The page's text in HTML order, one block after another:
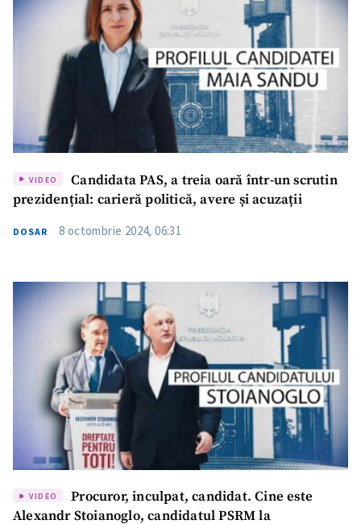
Trimite o informație
Despre ZdG
in English
на русском
VIDEO
Candidata PAS, a treia oară într-un scrutin
prezidențial: carieră politică, avere și acuzații
DOSAR 8 octombrie 2024, 06:31
VIDEO
Procuror, inculpat, candidat. Cine este
Alexandr Stoianoglo, candidatul PSRM la